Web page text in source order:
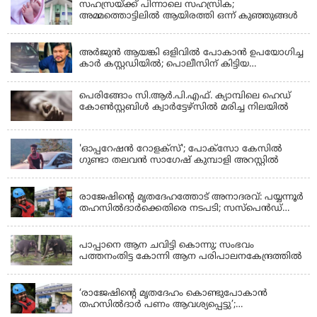
സഹസ്രയ്ക്ക് പിന്നാലെ സഹസ്രിക;
അമ്മത്തൊട്ടിലില്‍ ആയിരത്തി ഒന്ന് കുഞ്ഞുങ്ങള്‍
അർജുൻ ആയങ്കി ഒളിവിൽ പോകാൻ ഉപയോഗിച്ച
കാർ കസ്റ്റഡിയിൽ; പൊലീസിന് കിട്ടിയ
പെരിങ്ങോം സി.ആർ.പി.എഫ്. ക്യാമ്പിലെ ഹെഡ്
കോൺസ്റ്റബിൾ ക്വാർട്ടേഴ്സിൽ മരിച്ച നിലയിൽ
'ഓപ്പറേഷൻ റോളക്സ്'; പോക്സോ കേസിൽ
ഗുണ്ടാ തലവൻ സാഗേഷ് കുമ്പാളി അറസ്റ്റിൽ
രാജേഷിന്റെ മൃതദേഹത്തോട് അനാദരവ്: പയ്യന്നൂർ
തഹസിൽദാർക്കെതിരെ നടപടി; സസ്പെൻഡ്
പാപ്പാനെ ആന ചവിട്ടി കൊന്നു; സംഭവം
പത്തനംതിട്ട കോന്നി ആന പരിപാലനകേന്ദ്രത്തിൽ
‘രാജേഷിന്‍റെ മൃതദേഹം കൊണ്ടുപോകാന്‍
തഹസില്‍ദാര്‍ പണം ആവശ്യപ്പെട്ടു’;